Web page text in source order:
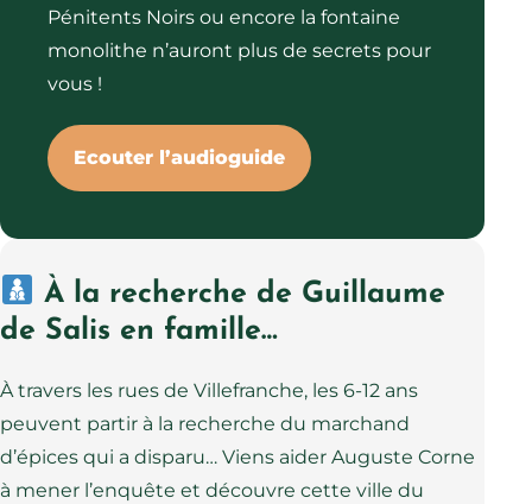
Pénitents Noirs ou encore la fontaine
monolithe n’auront plus de secrets pour
vous !
Ecouter l’audioguide
À la recherche de Guillaume
de Salis en famille…
À travers les rues de Villefranche, les 6-12 ans
peuvent partir à la recherche du marchand
d’épices qui a disparu… Viens aider Auguste Corne
à mener l’enquête et découvre cette ville du